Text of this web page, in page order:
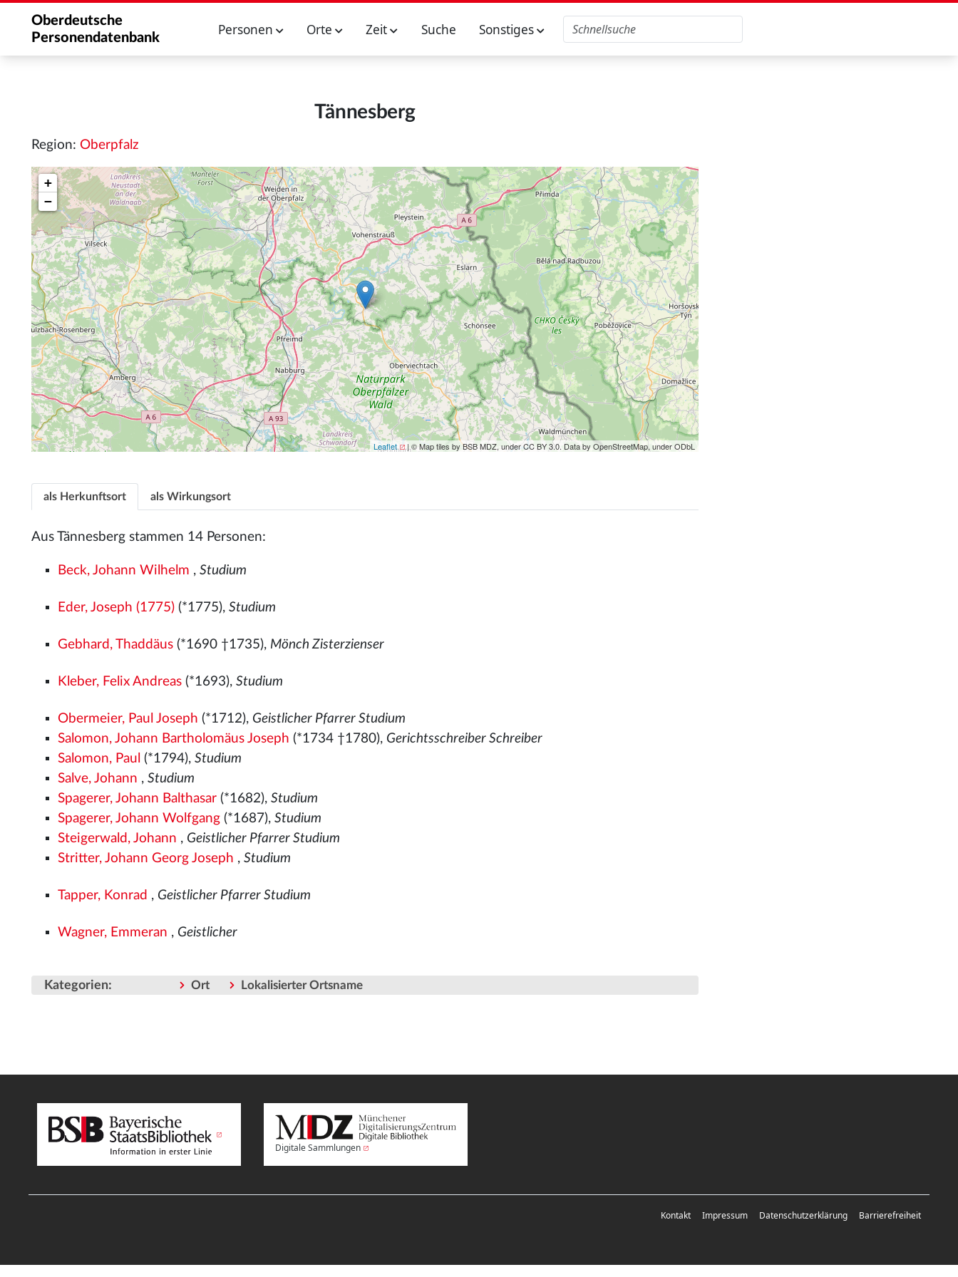
Oberdeutsche
Personendatenbank
Personen Orte Zeit Suche Sonstiges
Tännesberg
Region: Oberpfalz
+
−
Leaflet | © Map tiles by BSB MDZ, under CC BY 3.0. Data by OpenStreetMap, under ODbL
als Herkunftsort als Wirkungsort
Aus Tännesberg stammen 14 Personen:
Beck, Johann Wilhelm ,Studium
Eder, Joseph (1775) (*1775),Studium
Gebhard, Thaddäus (*1690 †1735), Mönch Zisterzienser
Kleber, Felix Andreas (*1693),Studium
Obermeier, Paul Joseph (*1712), Geistlicher Pfarrer Studium
Salomon, Johann Bartholomäus Joseph (*1734 †1780), Gerichtsschreiber Schreiber
Salomon, Paul (*1794),Studium
Salve, Johann ,Studium
Spagerer, Johann Balthasar (*1682),Studium
Spagerer, Johann Wolfgang (*1687),Studium
Steigerwald, Johann , Geistlicher Pfarrer Studium
Stritter, Johann Georg Joseph ,Studium
Tapper, Konrad , Geistlicher Pfarrer Studium
Wagner, Emmeran , Geistlicher
Kategorien: Ort Lokalisierter Ortsname
Digitale Sammlungen
Kontakt Impressum Datenschutzerklärung Barrierefreiheit